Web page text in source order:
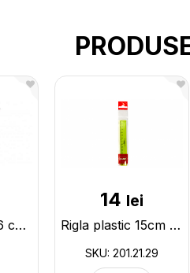
Rigla triunghi 16 cm 19426
14 lei
Rigla plastic 15cm KUM Flexi p/u stingaci 201.21.29
SKU: 201.21.29